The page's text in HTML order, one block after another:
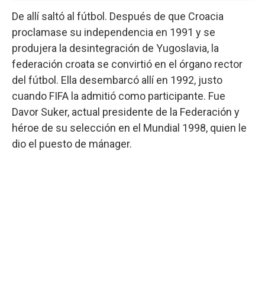
De allí saltó al fútbol. Después de que Croacia
proclamase su independencia en 1991 y se
produjera la desintegración de Yugoslavia, la
federación croata se convirtió en el órgano rector
del fútbol. Ella desembarcó allí en 1992, justo
cuando FIFA la admitió como participante. Fue
Davor Suker, actual presidente de la Federación y
héroe de su selección en el Mundial 1998, quien le
dio el puesto de mánager.